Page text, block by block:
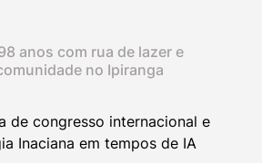
anos com rua de lazer e
no Ipiranga